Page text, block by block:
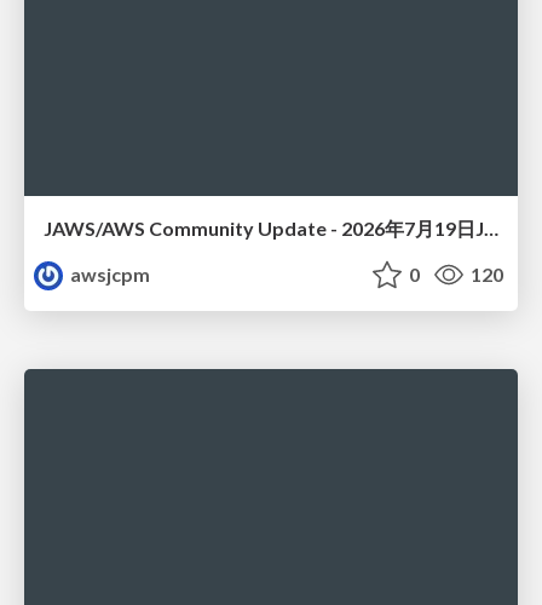
JAWS/AWS Community Update - 2026年7月19日JAWS-UG佐賀#32 唐津初開催〜Builder Cardsで楽しくAWSを学ぼう〜
awsjcpm
0 120